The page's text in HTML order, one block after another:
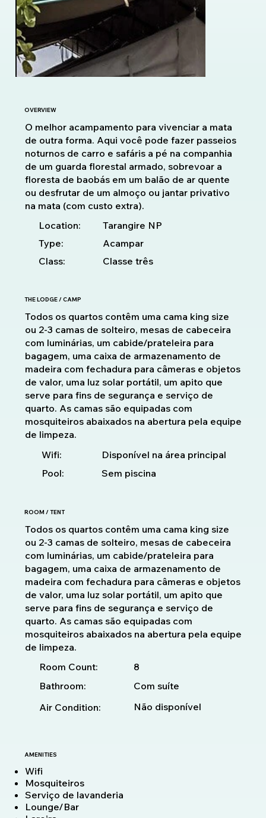
OVERVIEW
O melhor acampamento para vivenciar a mata
de outra forma. Aqui você pode fazer passeios
noturnos de carro e safáris a pé na companhia
de um guarda florestal armado, sobrevoar a
floresta de baobás em um balão de ar quente
ou desfrutar de um almoço ou jantar privativo
na mata (com custo extra).
Location:
Tarangire NP
Type:
Acampar
Class:
Classe três
THE LODGE / CAMP
Todos os quartos contêm uma cama king size
ou 2-3 camas de solteiro, mesas de cabeceira
com luminárias, um cabide/prateleira para
bagagem, uma caixa de armazenamento de
madeira com fechadura para câmeras e objetos
de valor, uma luz solar portátil, um apito que
serve para fins de segurança e serviço de
quarto. As camas são equipadas com
mosquiteiros abaixados na abertura pela equipe
de limpeza.
Wifi:
Disponível na área principal
Pool:
Sem piscina
ROOM / TENT
Todos os quartos contêm uma cama king size
ou 2-3 camas de solteiro, mesas de cabeceira
com luminárias, um cabide/prateleira para
bagagem, uma caixa de armazenamento de
madeira com fechadura para câmeras e objetos
de valor, uma luz solar portátil, um apito que
serve para fins de segurança e serviço de
quarto. As camas são equipadas com
mosquiteiros abaixados na abertura pela equipe
de limpeza.
Room Count:
8
Bathroom:
Com suíte
Air Condition:
Não disponível
AMENITIES
Wifi
Mosquiteiros
Serviço de lavanderia
Lounge/Bar